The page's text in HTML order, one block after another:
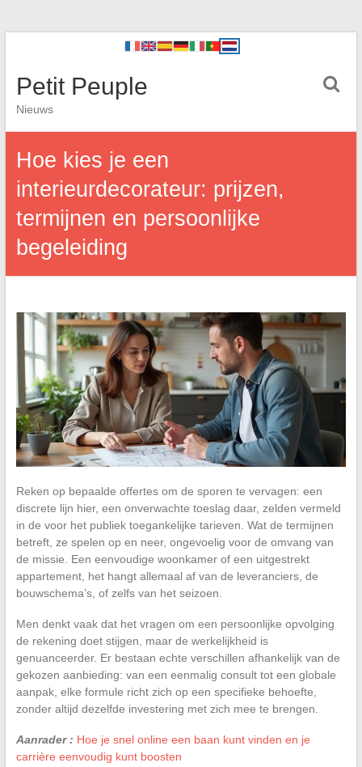
Petit Peuple
Nieuws
Hoe kies je een
interieurdecorateur: prijzen,
termijnen en persoonlijke
begeleiding
Reken op bepaalde offertes om de sporen te vervagen: een
discrete lijn hier, een onverwachte toeslag daar, zelden vermeld
in de voor het publiek toegankelijke tarieven. Wat de termijnen
betreft, ze spelen op en neer, ongevoelig voor de omvang van
de missie. Een eenvoudige woonkamer of een uitgestrekt
appartement, het hangt allemaal af van de leveranciers, de
bouwschema’s, of zelfs van het seizoen.
Men denkt vaak dat het vragen om een persoonlijke opvolging
de rekening doet stijgen, maar de werkelijkheid is
genuanceerder. Er bestaan echte verschillen afhankelijk van de
gekozen aanbieding: van een eenmalig consult tot een globale
aanpak, elke formule richt zich op een specifieke behoefte,
zonder altijd dezelfde investering met zich mee te brengen.
Aanrader : Hoe je snel online een baan kunt vinden en je
carrière eenvoudig kunt boosten